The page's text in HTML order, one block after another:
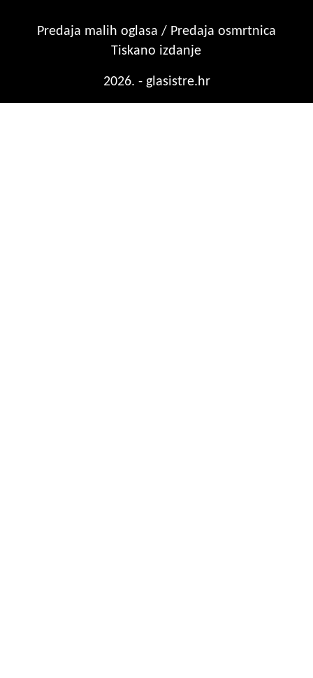
Predaja malih oglasa / Predaja osmrtnica
Tiskano izdanje
2026. - glasistre.hr